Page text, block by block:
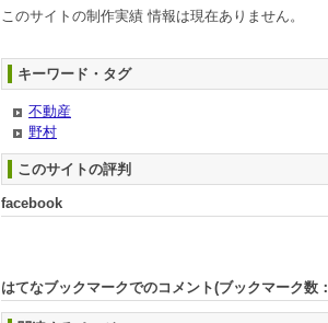
このサイトの制作実績 情報は現在ありません。
キーワード・タグ
不動産
野村
このサイトの評判
facebook
はてなブックマークでのコメント(ブックマーク数：